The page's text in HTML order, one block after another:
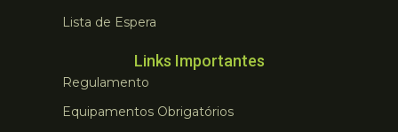
Lista de Espera
Links Importantes
Regulamento
Equipamentos Obrigatórios